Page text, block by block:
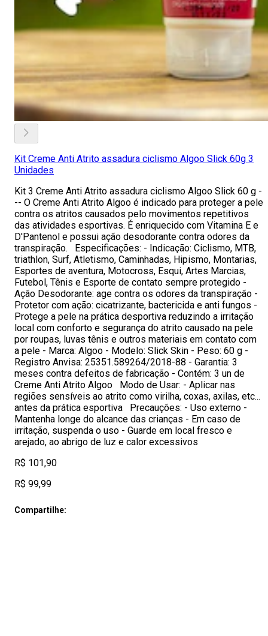
Kit Creme Anti Atrito assadura ciclismo Algoo Slick 60g 3
Unidades
Kit 3 Creme Anti Atrito assadura ciclismo Algoo Slick 60 g -
-- O Creme Anti Atrito Algoo é indicado para proteger a pele
contra os atritos causados pelo movimentos repetitivos
das atividades esportivas. É enriquecido com Vitamina E e
D'Pantenol e possui ação desodorante contra odores da
transpiração. Especificações: - Indicação: Ciclismo, MTB,
triathlon, Surf, Atletismo, Caminhadas, Hipismo, Montarias,
Esportes de aventura, Motocross, Esqui, Artes Marcias,
Futebol, Tênis e Esporte de contato sempre protegido -
Ação Desodorante: age contra os odores da transpiração -
Protetor com ação: cicatrizante, bactericida e anti fungos -
Protege a pele na prática desportiva reduzindo a irritação
local com conforto e segurança do atrito causado na pele
por roupas, luvas tênis e outros materiais em contato com
a pele - Marca: Algoo - Modelo: Slick Skin - Peso: 60 g -
Registro Anvisa: 25351.589264/2018-88 - Garantia: 3
meses contra defeitos de fabricação - Contém: 3 un de
Creme Anti Atrito Algoo Modo de Usar: - Aplicar nas
regiões sensíveis ao atrito como virilha, coxas, axilas, etc...
antes da prática esportiva Precauções: - Uso externo -
Mantenha longe do alcance das crianças - Em caso de
irritação, suspenda o uso - Guarde em local fresco e
arejado, ao abrigo de luz e calor excessivos
R$ 101,90
R$ 99,99
Compartilhe: